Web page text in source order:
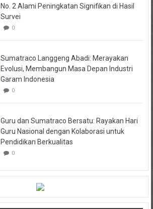
No. 2 Alami Peningkatan Signifikan di Hasil
Survei
0
Sumatraco Langgeng Abadi: Merayakan
Evolusi, Membangun Masa Depan Industri
Garam Indonesia
0
Guru dan Sumatraco Bersatu: Rayakan Hari
Guru Nasional dengan Kolaborasi untuk
Pendidikan Berkualitas
0